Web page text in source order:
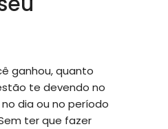
ganhou, quanto
te devendo no
dia ou no período
ter que fazer